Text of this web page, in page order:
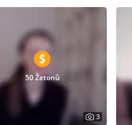
50 Žetonů
3